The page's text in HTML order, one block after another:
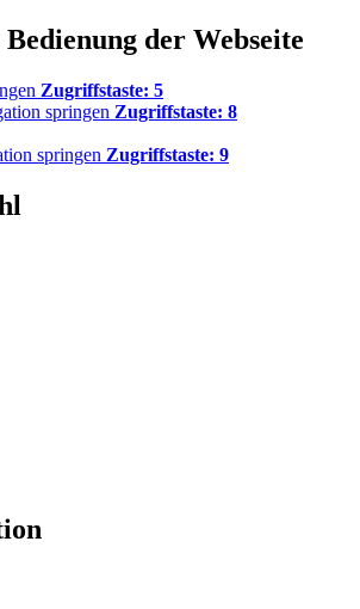
der Webseite
Zugriffstaste: 5
springen Zugriffstaste: 8
springen Zugriffstaste: 9